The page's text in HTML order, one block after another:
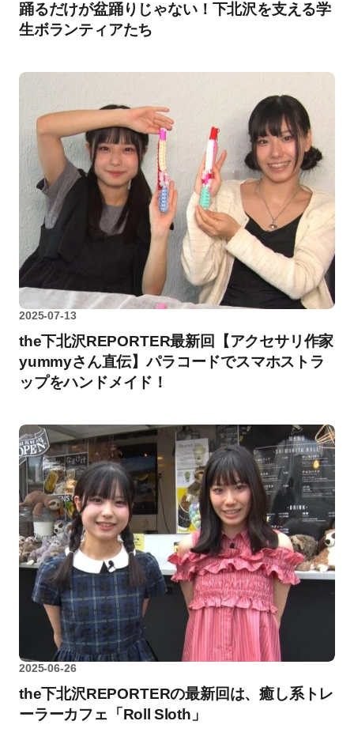
踊るだけが盆踊りじゃない！下北沢を支える学
生ボランティアたち
2025-07-13
the下北沢REPORTER最新回【アクセサリ作家
yummyさん直伝】パラコードでスマホストラ
ップをハンドメイド！
2025-06-26
the下北沢REPORTERの最新回は、癒し系トレ
ーラーカフェ「Roll Sloth」